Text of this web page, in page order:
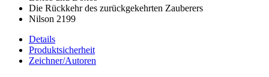
Die Rückkehr des zurückgekehrten Zauberers
Nilson 2199
Details
Produktsicherheit
Zeichner/Autoren